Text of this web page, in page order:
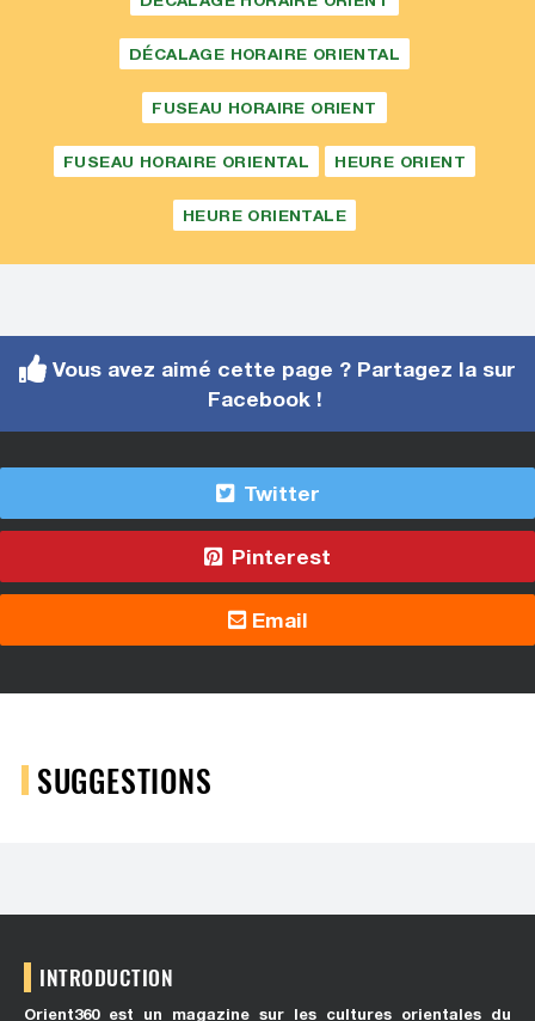
DÉCALAGE HORAIRE ORIENTAL
FUSEAU HORAIRE ORIENT
FUSEAU HORAIRE ORIENTAL HEURE ORIENT
HEURE ORIENTALE
Vous avez aimé cette page ? Partagez la sur
Facebook !
Twitter
Pinterest
Email
SUGGESTIONS
INTRODUCTION
Orient360 est un magazine sur les cultures orientales du